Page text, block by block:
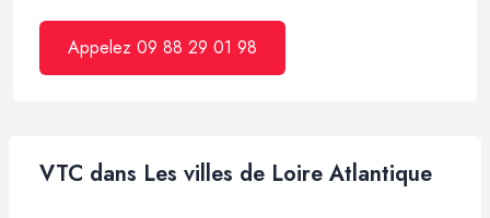
Appelez 09 88 29 01 98
VTC dans Les villes de Loire Atlantique